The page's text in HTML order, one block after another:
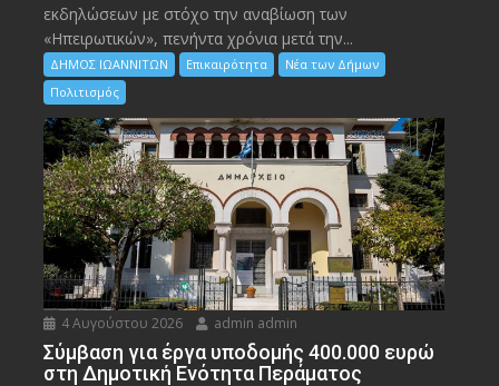
εκδηλώσεων με στόχο την αναβίωση των
«Ηπειρωτικών», πενήντα χρόνια μετά την...
ΔΗΜΟΣ ΙΩΑΝΝΙΤΩΝ Επικαιρότητα
Νέα των Δήμων
Πολιτισμός
4 Αυγούστου 2026 admin admin
Σύμβαση για έργα υποδομής 400.000 ευρώ
στη Δημοτική Ενότητα Περάματος